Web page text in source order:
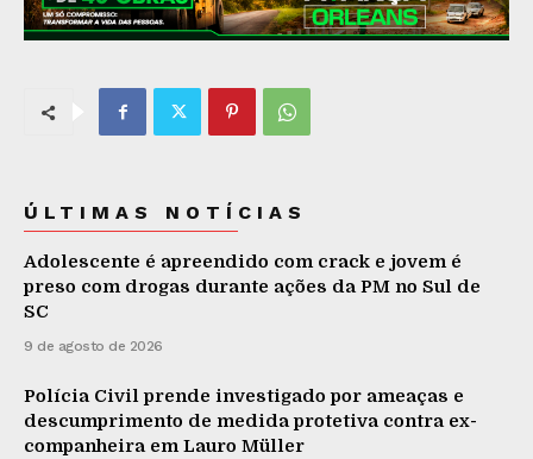
ÚLTIMAS NOTÍCIAS
Adolescente é apreendido com crack e jovem é
preso com drogas durante ações da PM no Sul de
SC
9 de agosto de 2026
Polícia Civil prende investigado por ameaças e
descumprimento de medida protetiva contra ex-
companheira em Lauro Müller